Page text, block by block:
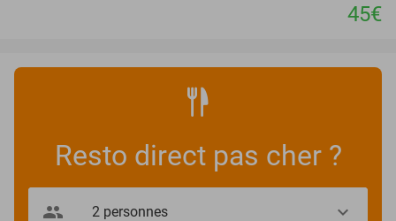
45€
Resto direct pas cher ?